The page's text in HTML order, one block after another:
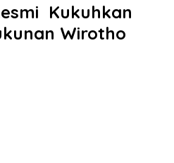
Kukuhkan
Wirotho